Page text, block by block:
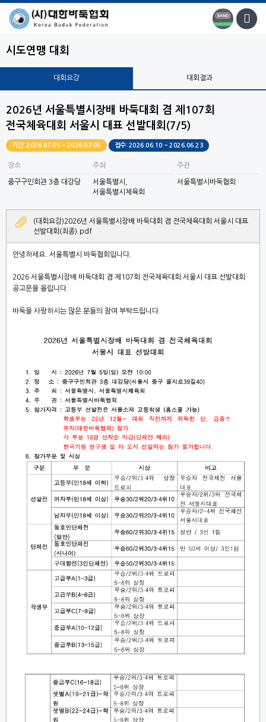
시도연맹 대회
대회요강 대회결과
2026년 서울특별시장배 바둑대회 겸 제107회
전국체육대회 서울시 대표 선발대회(7/5)
기간: 2026.07.05 ~ 2026.07.05 접수: 2026.06.10 ~ 2026.06.23
장소
중구구민회관 3층 대강당
주최
서울특별시,
서울특별시체육회
주관
서울특별시바둑협회
(대회요강)2026년 서울특별시장배 바둑대회 겸 전국체육대회 서울시 대표
선발대회(최종).pdf
안녕하세요. 서울특별시 바둑협회입니다.
2026 서울특별시장배 바둑대회 겸 제107회 전국체육대회 서울시 대표 선발대회
공고문을 올립니다.
바둑을 사랑하시는 많은 분들의 참여 부탁드립니다.